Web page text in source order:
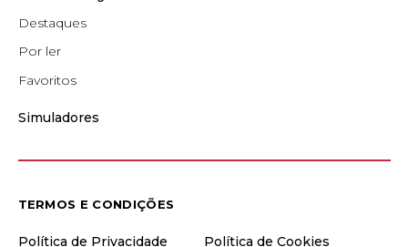
Destaques
Por ler
Favoritos
Simuladores
TERMOS E CONDIÇÕES
Política de Privacidade Política de Cookies